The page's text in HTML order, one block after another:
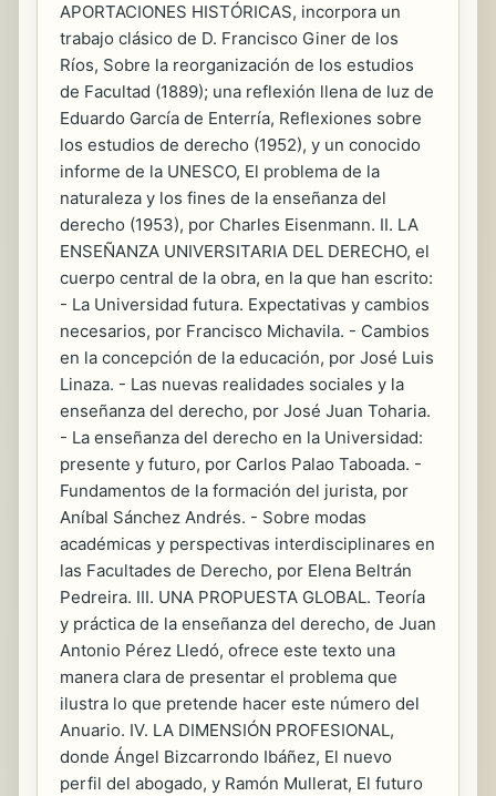
APORTACIONES HISTÓRICAS, incorpora un
trabajo clásico de D. Francisco Giner de los
Ríos, Sobre la reorganización de los estudios
de Facultad (1889); una reflexión llena de luz de
Eduardo García de Enterría, Reflexiones sobre
los estudios de derecho (1952), y un conocido
informe de la UNESCO, El problema de la
naturaleza y los fines de la enseñanza del
derecho (1953), por Charles Eisenmann. II. LA
ENSEÑANZA UNIVERSITARIA DEL DERECHO, el
cuerpo central de la obra, en la que han escrito:
- La Universidad futura. Expectativas y cambios
necesarios, por Francisco Michavila. - Cambios
en la concepción de la educación, por José Luis
Linaza. - Las nuevas realidades sociales y la
enseñanza del derecho, por José Juan Toharia.
- La enseñanza del derecho en la Universidad:
presente y futuro, por Carlos Palao Taboada. -
Fundamentos de la formación del jurista, por
Aníbal Sánchez Andrés. - Sobre modas
académicas y perspectivas interdisciplinares en
las Facultades de Derecho, por Elena Beltrán
Pedreira. III. UNA PROPUESTA GLOBAL. Teoría
y práctica de la enseñanza del derecho, de Juan
Antonio Pérez Lledó, ofrece este texto una
manera clara de presentar el problema que
ilustra lo que pretende hacer este número del
Anuario. IV. LA DIMENSIÓN PROFESIONAL,
donde Ángel Bizcarrondo Ibáñez, El nuevo
perfil del abogado, y Ramón Mullerat, El futuro